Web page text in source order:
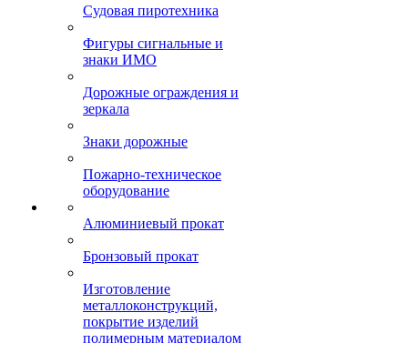
Судовая пиротехника
Фигуры сигнальные и
знаки ИМО
Дорожные ограждения и
зеркала
Знаки дорожные
Пожарно-техническое
оборудование
Алюминиевый прокат
Бронзовый прокат
Изготовление
металлоконструкций,
покрытие изделий
полимерным материалом